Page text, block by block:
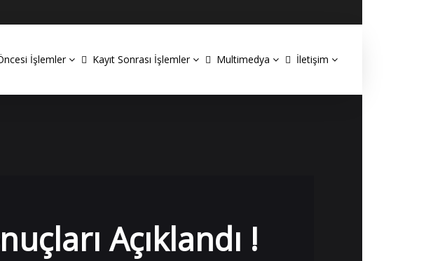
İşlemler Kayıt Sonrası İşlemler Multimedya İletişim
Açıklandı !